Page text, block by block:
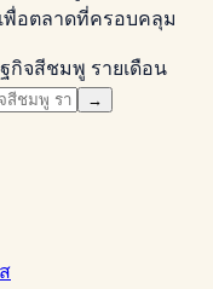
พื่อตลาดที่ครอบคลุม
กิจสีชมพู รายเดือน
→